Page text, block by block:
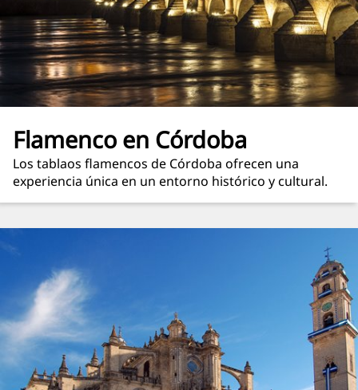
Flamenco en Córdoba
Los tablaos flamencos de Córdoba ofrecen una
experiencia única en un entorno histórico y cultural.